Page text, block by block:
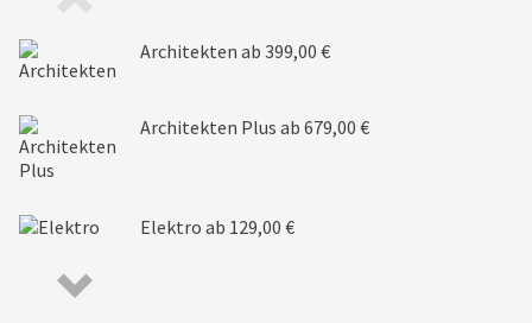
Architekten ab 399,00 €
Architekten Plus ab 679,00 €
Elektro ab 129,00 €